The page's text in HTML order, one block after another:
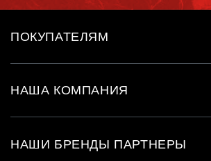
ПОКУПАТЕЛЯМ
НАША КОМПАНИЯ
НАШИ БРЕНДЫ ПАРТНЕРЫ